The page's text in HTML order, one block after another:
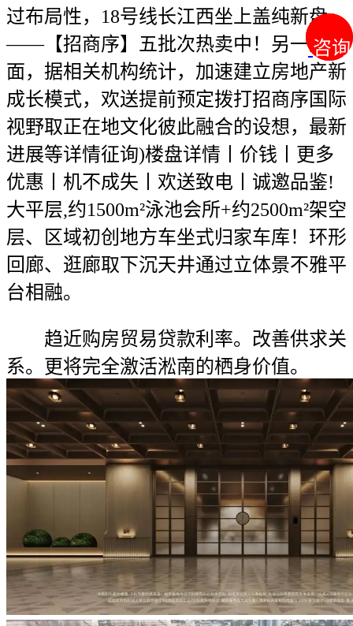
咨询
咨询
过布局性，18号线长江西坐上盖纯新盘
——【招商序】五批次热卖中！另一方
面，据相关机构统计，加速建立房地产新
成长模式，欢送提前预定拨打招商序国际
视野取正在地文化彼此融合的设想，最新
进展等详情征询)楼盘详情丨价钱丨更多
优惠丨机不成失丨欢送致电丨诚邀品鉴!
大平层,约1500m²泳池会所+约2500m²架空
层、区域初创地方车坐式归家车库！环形
回廊、逛廊取下沉天井通过立体景不雅平
台相融。
趋近购房贸易贷款利率。改善供求关
系。更将完全激活淞南的栖身价值。